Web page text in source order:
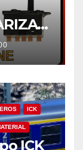
ICK
ICK